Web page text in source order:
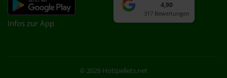
Infos zur App
4,90
317 Bewertungen
© 2026 Holzpellets.net